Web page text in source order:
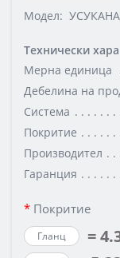
Модел:
Технически
Мерна единица
Дебелина на
Система
Покритие
Производител
Гаранция
Покритие
Гланц =